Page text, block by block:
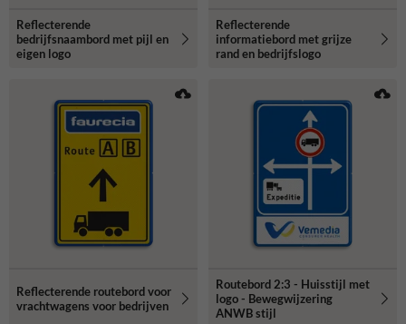
Reflecterende
bedrijfsnaambord met pijl en
eigen logo
Reflecterende
informatiebord met grijze
rand en bedrijfslogo
Reflecterende routebord voor
vrachtwagens voor bedrijven
Routebord 2:3 - Huisstijl met
logo - Bewegwijzering
ANWB stijl